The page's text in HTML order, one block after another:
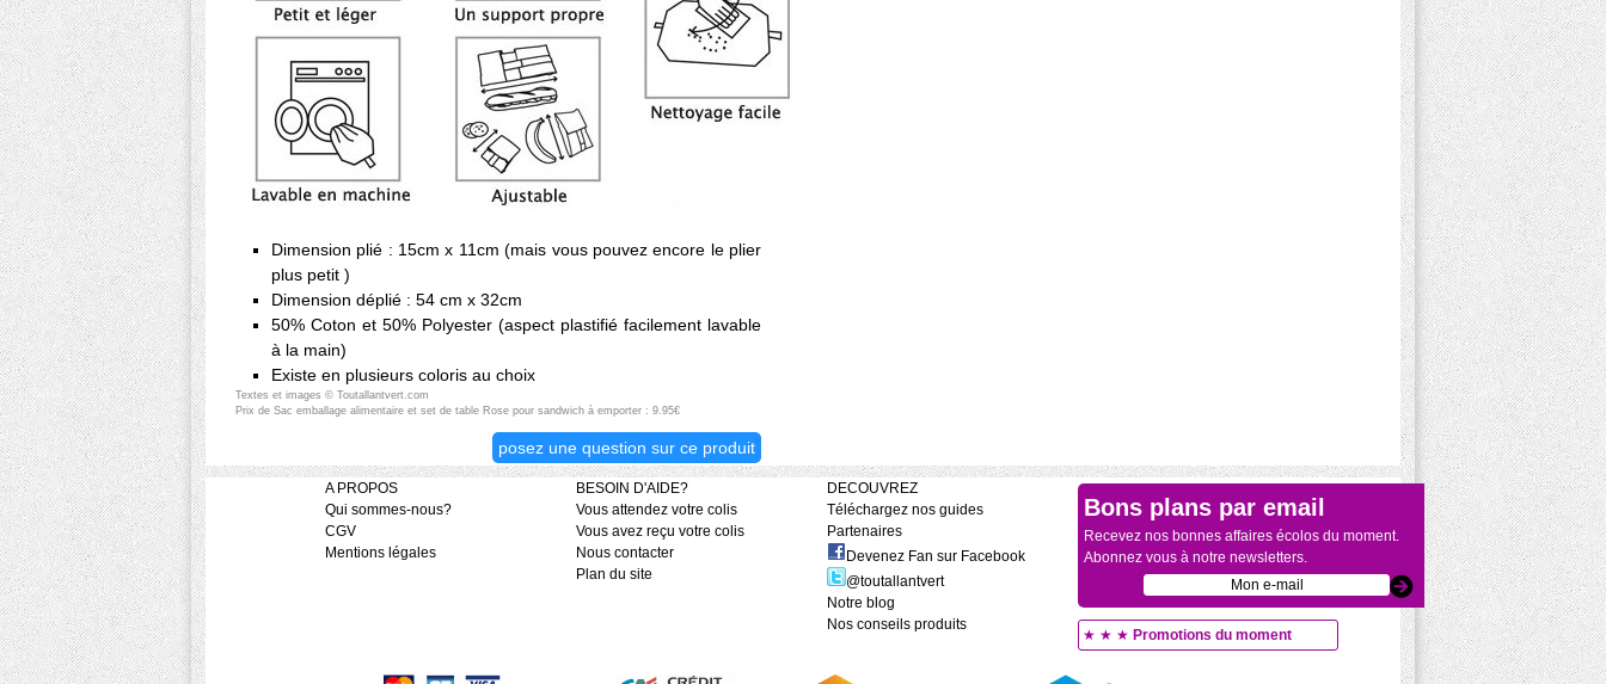
Dimension plié : 15cm x 11cm (mais vous pouvez encore le plier
plus petit )
Dimension déplié : 54 cm x 32cm
50% Coton et 50% Polyester (aspect plastifié facilement lavable
à la main)
Existe en plusieurs coloris au choix
Textes et images © Toutallantvert.com
Prix de Sac emballage alimentaire et set de table Rose pour sandwich à emporter : 9.95€
posez une question sur ce produit
A PROPOS
Qui sommes-nous?
CGV
Mentions légales
BESOIN D'AIDE?
Vous attendez votre colis
Vous avez reçu votre colis
Nous contacter
Plan du site
DECOUVREZ
Téléchargez nos guides
Partenaires
Devenez Fan sur Facebook
@toutallantvert
Notre blog
Nos conseils produits
Bons plans par email
Recevez nos bonnes affaires écolos du moment.
Abonnez vous à notre newsletters.
★ ★ ★ Promotions du moment